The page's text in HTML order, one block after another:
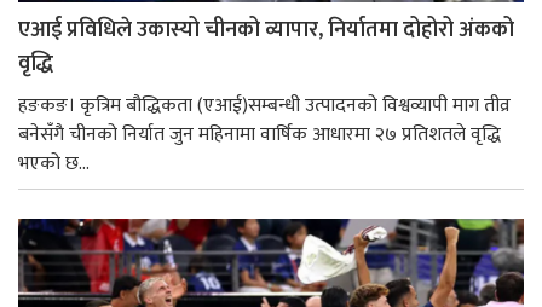
एआई प्रविधिले उकास्यो चीनको व्यापार, निर्यातमा दोहोरो अंकको
वृद्धि
हङकङ। कृत्रिम बौद्धिकता (एआई)सम्बन्धी उत्पादनको विश्वव्यापी माग तीव्र
बनेसँगै चीनको निर्यात जुन महिनामा वार्षिक आधारमा २७ प्रतिशतले वृद्धि
भएको छ...